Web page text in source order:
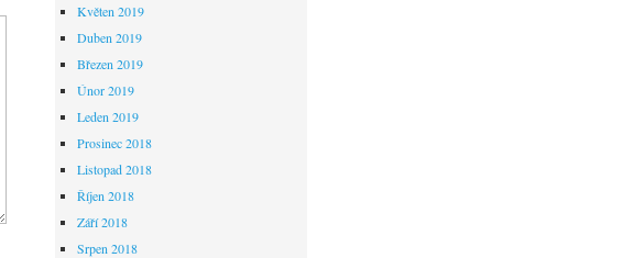
Květen 2019
Duben 2019
Březen 2019
Únor 2019
Leden 2019
Prosinec 2018
Listopad 2018
Říjen 2018
Září 2018
Srpen 2018